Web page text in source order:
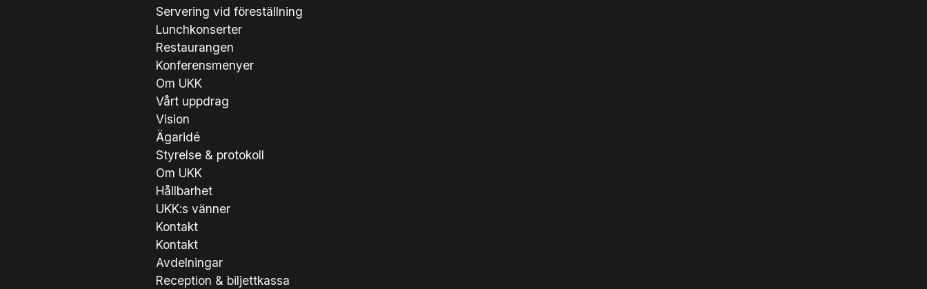
Servering vid föreställning
Lunchkonserter
Restaurangen
Konferensmenyer
Om UKK
Vårt uppdrag
Vision
Ägaridé
Styrelse & protokoll
Om UKK
Hållbarhet
UKK:s vänner
Kontakt
Kontakt
Avdelningar
Reception & biljettkassa